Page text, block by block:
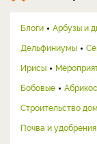
Блоги Арбузы и
Дельфиниумы
Ирисы
Бобовые
Строительство
Почва и удобрения